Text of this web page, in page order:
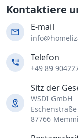
Kontaktiere
E-mail
Telefon
+49 89
Sitz der
WSDI GmbH
87766